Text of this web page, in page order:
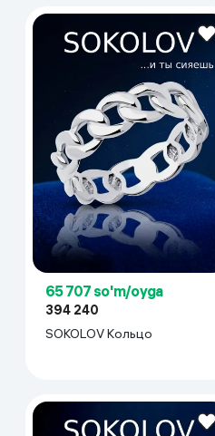
65 707 so'm/oyga
394 240
SOKOLOV Кольцо